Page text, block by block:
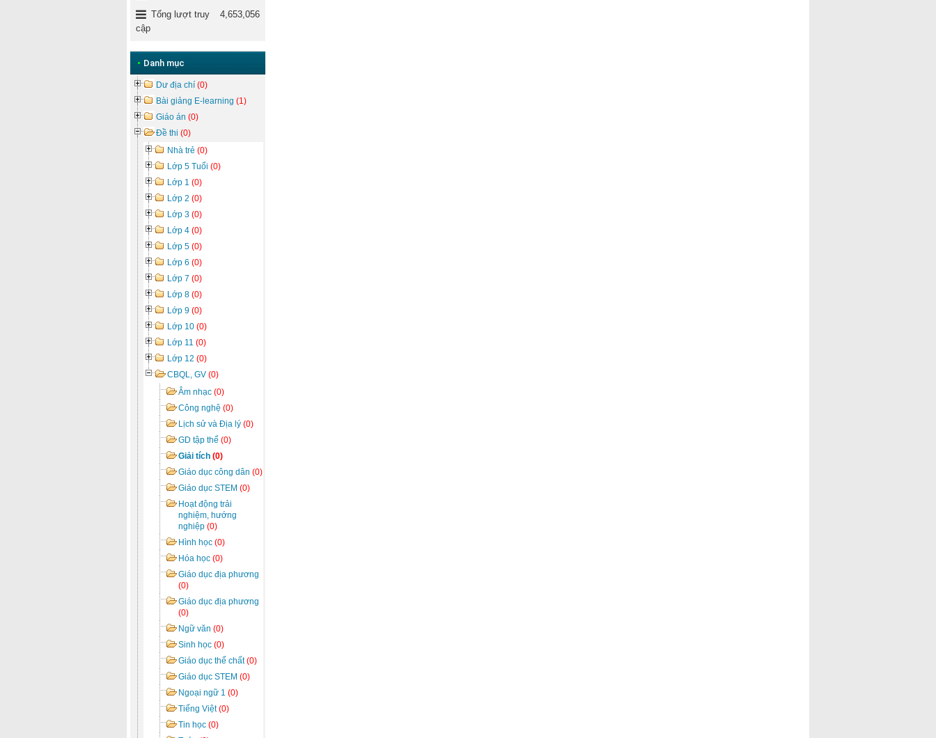
Tổng lượt truy
cập
4,653,056
• Danh mục
Dư địa chí (0)
Bài giảng E-learning (1)
Giáo án (0)
Đề thi (0)
Nhà trẻ (0)
Lớp 5 Tuổi (0)
Lớp 1 (0)
Lớp 2 (0)
Lớp 3 (0)
Lớp 4 (0)
Lớp 5 (0)
Lớp 6 (0)
Lớp 7 (0)
Lớp 8 (0)
Lớp 9 (0)
Lớp 10 (0)
Lớp 11 (0)
Lớp 12 (0)
CBQL, GV (0)
Âm nhạc (0)
Công nghệ (0)
Lịch sử và Địa lý (0)
GD tập thể (0)
Giải tích (0)
Giáo dục công dân (0)
Giáo dục STEM (0)
Hoạt động trải
nghiệm, hướng
nghiệp (0)
Hình học (0)
Hóa học (0)
Giáo dục địa phương
(0)
Giáo dục địa phương
(0)
Ngữ văn (0)
Sinh học (0)
Giáo dục thể chất(0)
Giáo dục STEM (0)
Ngoại ngữ 1 (0)
Tiếng Việt(0)
Tin học (0)